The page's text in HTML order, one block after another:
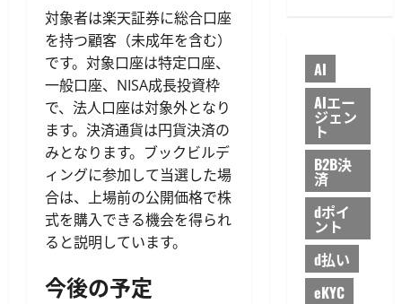
対象者は楽天証券に総合口座
を持つ顧客（未成年を含む）
です。対象口座は特定口座、
一般口座、NISA成長投資枠
で、法人口座は対象外となり
ます。決済通貨は円貨決済の
みとなります。ブックビルデ
ィングに参加して当選した場
合は、上場前の公開価格で株
式を購入できる機会を得られ
ると説明しています。
今後の予定
AI
AIエー
ジェン
ト
B2B決
済
dポイ
ント
d払い
eKYC